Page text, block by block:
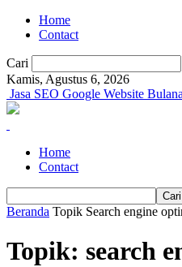
Home
Contact
Cari
Kamis, Agustus 6, 2026
Jasa SEO Google Website
Home
Contact
Beranda Topik Search engine
Topik: search